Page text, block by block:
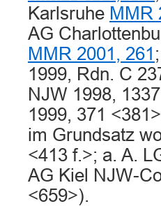
Karlsruhe MMR
AG
MMR 2001, 261
1999, Rdn. C
NJW 1998,
1999, 371
im Grundsatz
<413 f.>; a. A.
AG Kiel NJW-
<659>).